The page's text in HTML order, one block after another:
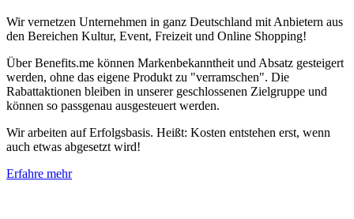
Wir vernetzen Unternehmen in ganz Deutschland mit Anbietern aus
den Bereichen Kultur, Event, Freizeit und Online Shopping!
Über Benefits.me können Markenbekanntheit und Absatz gesteigert
werden, ohne das eigene Produkt zu "verramschen". Die
Rabattaktionen bleiben in unserer geschlossenen Zielgruppe und
können so passgenau ausgesteuert werden.
Wir arbeiten auf Erfolgsbasis. Heißt: Kosten entstehen erst, wenn
auch etwas abgesetzt wird!
Erfahre mehr